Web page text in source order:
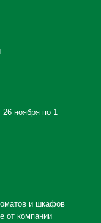
ноября по 1
и шкафов
от компании